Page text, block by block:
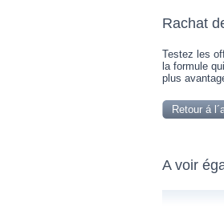
Rachat
Testez les
la formule
plus
Retour á
A voir